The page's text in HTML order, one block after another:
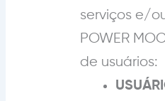
serviços e/
POWER
de usuários: